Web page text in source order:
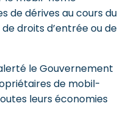
de dérives au cours du
droits d’entrée ou de
le Gouvernement
de mobil-
leurs économies